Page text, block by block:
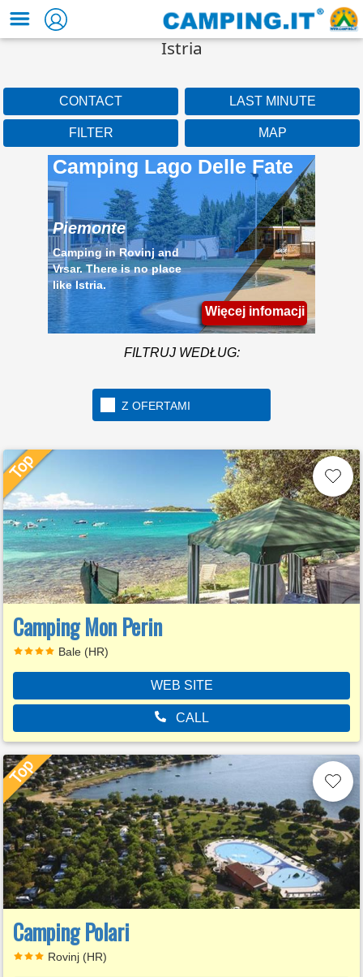
Istria
CONTACT LAST MINUTE
FILTER MAP
Camping Lago Delle Fate
Piemonte
Camping in Rovinj and
Vrsar. There is no place
like Istria.
Więcej infomacji
FILTRUJ WEDŁUG:
Z OFERTAMI
Camping Mon Perin
Bale (HR)
WEB SITE
CALL
Camping Polari
Rovinj (HR)